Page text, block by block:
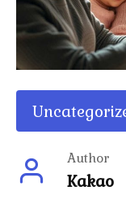
Author
Kakao